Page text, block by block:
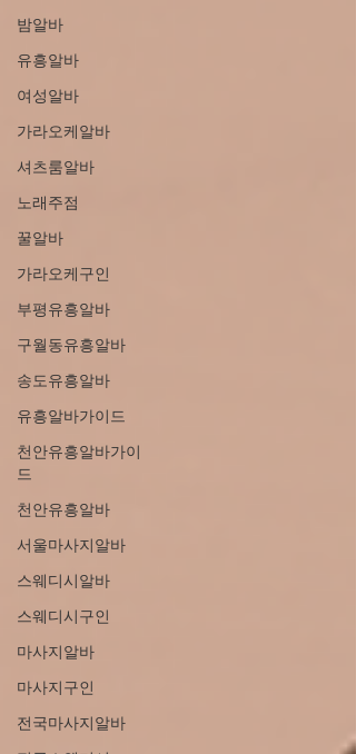
밤알바
유흥알바
여성알바
가라오케알바
셔츠룸알바
노래주점
꿀알바
가라오케구인
부평유흥알바
구월동유흥알바
송도유흥알바
유흥알바가이드
천안유흥알바가이
드
천안유흥알바
서울마사지알바
스웨디시알바
스웨디시구인
마사지알바
마사지구인
전국마사지알바